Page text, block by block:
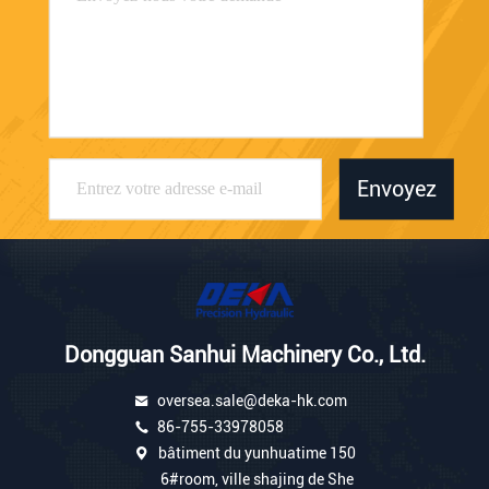
Envoyez
Dongguan Sanhui Machinery Co., Ltd.
oversea.sale@deka-hk.com
86-755-33978058
bâtiment du yunhuatime 150
6#room, ville shajing de She